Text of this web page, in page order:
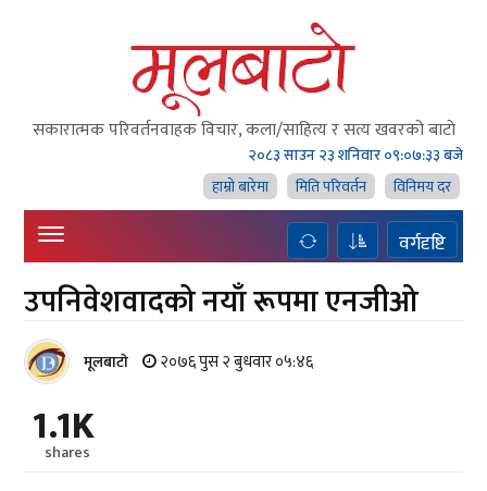
सकारात्मक परिवर्तनवाहक विचार, कला/साहित्य र सत्य खवरको बाटाे
२०८३ साउन २३ शनिवार०९:०७:३४ बजे
हाम्राे बारेमा
मिति परिवर्तन विनिमय दर
वर्गदृष्टि
उपनिवेशवादको नयाँ रूपमा एनजीओ
मूलबाटाे २०७६ पुस २ बुधवार ०५:४६
1.1K
shares